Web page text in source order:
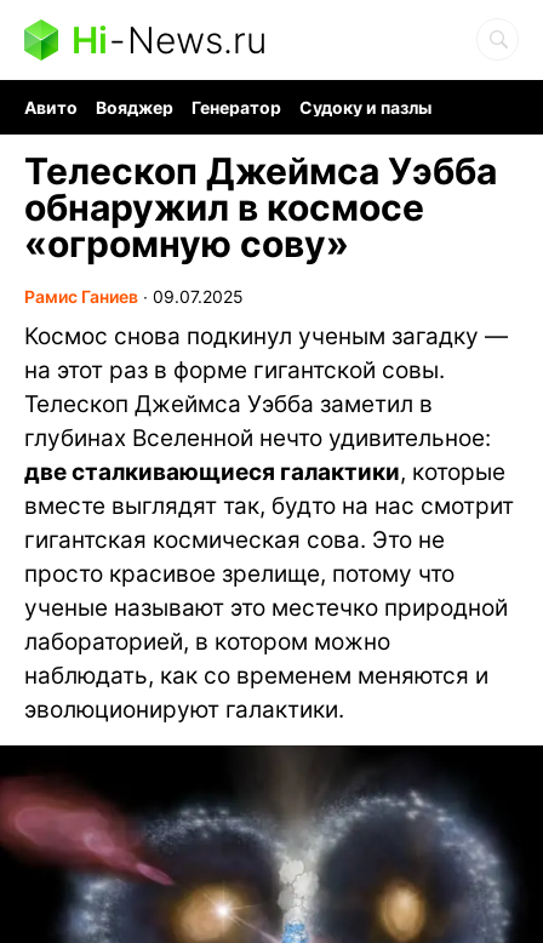
Hi-News.ru
Авито Вояджер Генератор
Судоку и пазлы
Телескоп Джеймса Уэбба
обнаружил в космосе
«огромную сову»
Рамис Ганиев ∙ 09.07.2025
Космос снова подкинул ученым загадку —
на этот раз в форме гигантской совы.
Телескоп Джеймса Уэбба заметил в
глубинах Вселенной нечто удивительное:
две сталкивающиеся галактики, которые
вместе выглядят так, будто на нас смотрит
гигантская космическая сова. Это не
просто красивое зрелище, потому что
ученые называют это местечко природной
лабораторией, в котором можно
наблюдать, как со временем меняются и
эволюционируют галактики.